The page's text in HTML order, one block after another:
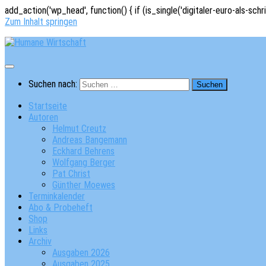
add_action('wp_head', function() { if (is_single('digitaler-euro-als-
Zum Inhalt springen
Suchen nach:
Startseite
Autoren
Helmut Creutz
Andreas Bangemann
Eckhard Behrens
Wolfgang Berger
Pat Christ
Günther Moewes
Terminkalender
Abo & Probeheft
Shop
Links
Archiv
Ausgaben 2026